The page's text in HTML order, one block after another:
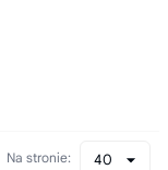
40
Na stronie: